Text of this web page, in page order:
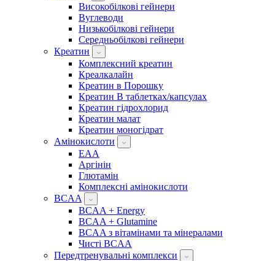
Високобілкові гейнери
Вуглеводи
Низькобілкові гейнери
Середньобілкові гейнери
Креатин
Комплексний креатин
Креалкалайн
Креатин в Порошку
Креатин В таблетках/капсулах
Креатин гідрохлорид
Креатин малат
Креатин моногідрат
Амінокислоти
EAA
Аргінін
Глютамін
Комплексні амінокислоти
BCAA
BCAA + Energy
BCAA + Glutamine
BCAA з вітамінами та мінералами
Чисті BCAA
Передтренувальні комплекси